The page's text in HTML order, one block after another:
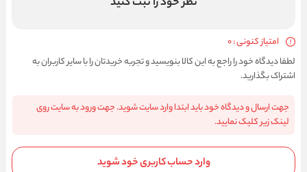
امتیاز کنونی : 0
لطفا دیدگاه خود را راجع به این کالا بنویسید و تجربه خریدتان را با سایر کاربران به
اشتراک بگذارید.
جهت ارسال و دیدگاه خود باید ابتدا وارد سایت شوید. جهت ورود به سایت روی
لینک زیر کلیک نمایید.
وارد حساب کاربری خود شوید